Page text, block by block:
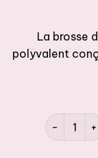
La brosse
polyvalent
quantité de